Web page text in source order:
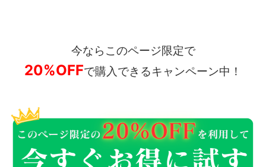
今ならこのページ限定で
20%OFFで購入できるキャンペーン中！